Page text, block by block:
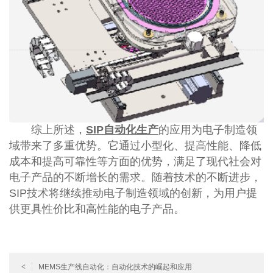
综上所述， SIP自动化生产的应用为电子制造领
域带来了多重优势。它通过小型化、提高性能、降低
成本和提高可靠性等方面的优势，满足了现代社会对
电子产品的不断增长的需求。随着技术的不断进步，
SIP技术将继续推动电子制造领域的创新，为用户提
供更具性价比和高性能的电子产品。
< MEMS生产线自动化：自动化技术的崛起和应用